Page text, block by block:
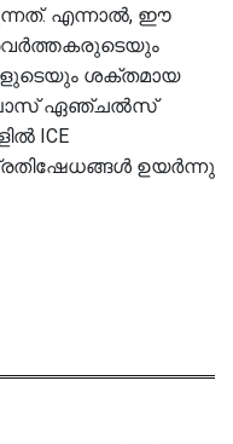
എന്നാൽ, ഈ
ശക്തമായ
ലോസ് ഏഞ്ചൽസ്
ICE
ഉയർന്നു